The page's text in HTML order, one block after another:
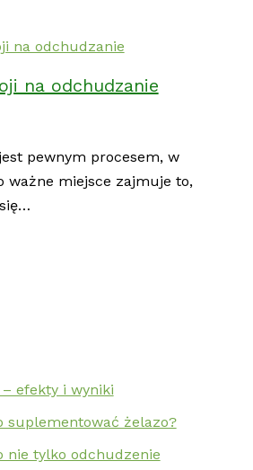
na odchudzanie
pewnym procesem, w
ważne miejsce zajmuje to,
efekty i wyniki
suplementować żelazo?
nie tylko odchudzenie